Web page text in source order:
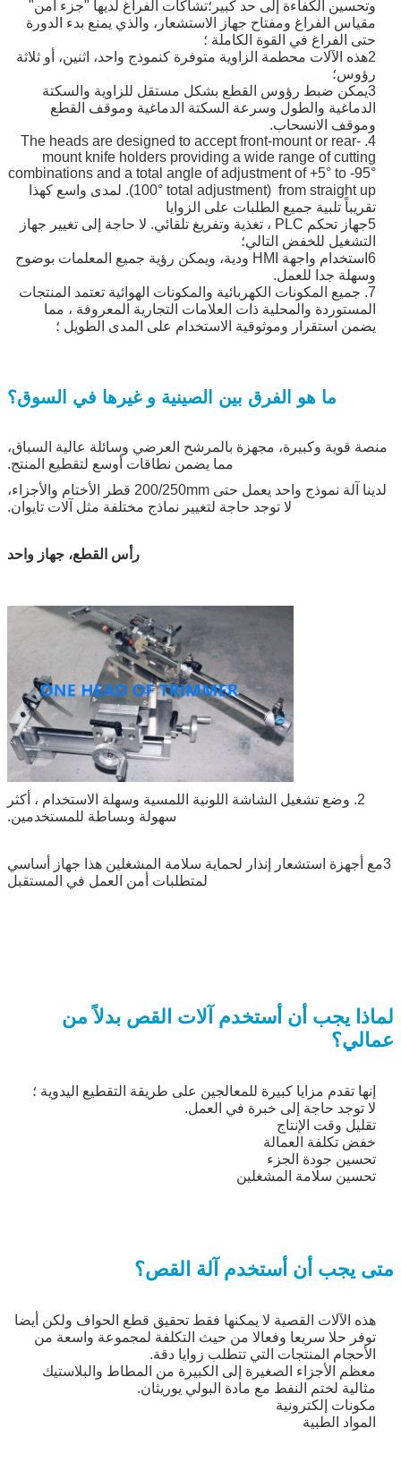
وتحسين الكفاءة إلى حد كبير؛تشاكات الفراغ لديها "جزء آمن"
مقياس الفراغ ومفتاح جهاز الاستشعار، والذي يمنع بدء الدورة
حتى الفراغ في القوة الكاملة ؛
2هذه الآلات محطمة الزاوية متوفرة كنموذج واحد، اثنين، أو ثلاثة
رؤوس؛
3يمكن ضبط رؤوس القطع بشكل مستقل للزاوية والسكتة
الدماغية والطول وسرعة السكتة الدماغية وموقف القطع
وموقف الانسحاب.
4. The heads are designed to accept front-mount or rear-
mount knife holders providing a wide range of cutting
combinations and a total angle of adjustment of +5° to -95°
(100° total adjustment) from straight up. لمدى واسع كهذا
تقريباً تلبية جميع الطلبات على الزوايا
5جهاز تحكم PLC ، تغذية وتفريغ تلقائي. لا حاجة إلى تغيير جهاز
التشغيل للخفض التالي؛
6استخدام واجهة HMI ودية، ويمكن رؤية جميع المعلمات بوضوح
وسهلة جدا للعمل.
7. جميع المكونات الكهربائية والمكونات الهوائية تعتمد المنتجات
المستوردة والمحلية ذات العلامات التجارية المعروفة ، مما
يضمن استقرار وموثوقية الاستخدام على المدى الطويل ؛
ما هو الفرق بين الصينية و غيرها في السوق؟
منصة قوية وكبيرة، مجهزة بالمرشح العرضي وسائلة عالية السباق،
مما يضمن نطاقات أوسع لتقطيع المنتج.
لدينا آلة نموذج واحد يعمل حتى 200/250mm قطر الأختام والأجزاء،
لا توجد حاجة لتغيير نماذج مختلفة مثل آلات تايوان.
رأس القطع، جهاز واحد
2. وضع تشغيل الشاشة اللونية اللمسية وسهلة الاستخدام ، أكثر
سهولة وبساطة للمستخدمين.
3مع أجهزة استشعار إنذار لحماية سلامة المشغلين هذا جهاز أساسي
لمتطلبات أمن العمل في المستقبل
لماذا يجب أن أستخدم آلات القص بدلاً من
عمالي؟
إنها تقدم مزايا كبيرة للمعالجين على طريقة التقطيع اليدوية ؛
لا توجد حاجة إلى خبرة في العمل.
تقليل وقت الإنتاج
خفض تكلفة العمالة
تحسين جودة الجزء
تحسين سلامة المشغلين
متى يجب أن أستخدم آلة القص؟
هذه الآلات القصية لا يمكنها فقط تحقيق قطع الحواف ولكن أيضا
توفر حلا سريعا وفعالا من حيث التكلفة لمجموعة واسعة من
الأحجام المنتجات التي تتطلب زوايا دقة.
معظم الأجزاء الصغيرة إلى الكبيرة من المطاط والبلاستيك
مثالية لختم النفط مع مادة البولي يوريثان.
مكونات إلكترونية
المواد الطبية